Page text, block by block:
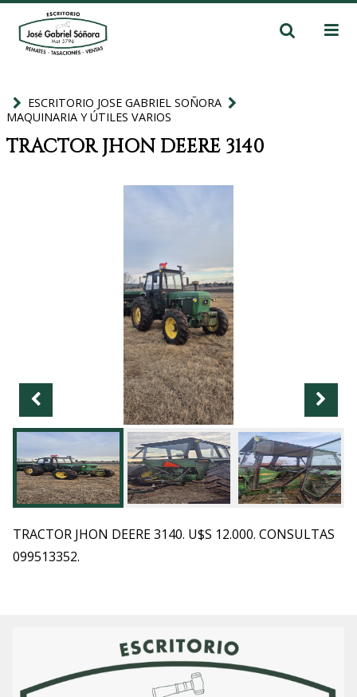
ESCRITORIO JOSE GABRIEL SOÑORA
MAQUINARIA Y ÚTILES VARIOS
TRACTOR JHON DEERE 3140
TRACTOR JHON DEERE 3140. U$S 12.000. CONSULTAS
099513352.